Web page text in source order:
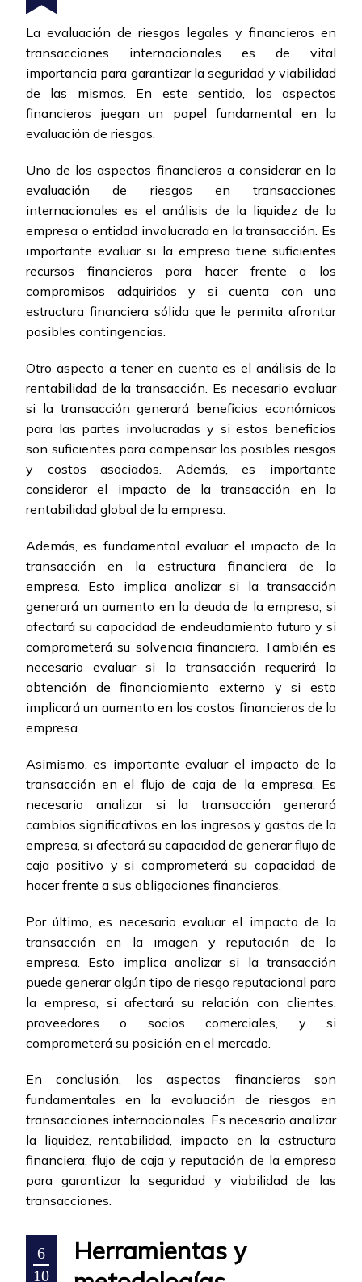
La evaluación de riesgos legales y financieros en
transacciones internacionales es de vital
importancia para garantizar la seguridad y viabilidad
de las mismas. En este sentido, los aspectos
financieros juegan un papel fundamental en la
evaluación de riesgos.
Uno de los aspectos financieros a considerar en la
evaluación de riesgos en transacciones
internacionales es el análisis de la liquidez de la
empresa o entidad involucrada en la transacción. Es
importante evaluar si la empresa tiene suficientes
recursos financieros para hacer frente a los
compromisos adquiridos y si cuenta con una
estructura financiera sólida que le permita afrontar
posibles contingencias.
Otro aspecto a tener en cuenta es el análisis de la
rentabilidad de la transacción. Es necesario evaluar
si la transacción generará beneficios económicos
para las partes involucradas y si estos beneficios
son suficientes para compensar los posibles riesgos
y costos asociados. Además, es importante
considerar el impacto de la transacción en la
rentabilidad global de la empresa.
Además, es fundamental evaluar el impacto de la
transacción en la estructura financiera de la
empresa. Esto implica analizar si la transacción
generará un aumento en la deuda de la empresa, si
afectará su capacidad de endeudamiento futuro y si
comprometerá su solvencia financiera. También es
necesario evaluar si la transacción requerirá la
obtención de financiamiento externo y si esto
implicará un aumento en los costos financieros de la
empresa.
Asimismo, es importante evaluar el impacto de la
transacción en el flujo de caja de la empresa. Es
necesario analizar si la transacción generará
cambios significativos en los ingresos y gastos de la
empresa, si afectará su capacidad de generar flujo de
caja positivo y si comprometerá su capacidad de
hacer frente a sus obligaciones financieras.
Por último, es necesario evaluar el impacto de la
transacción en la imagen y reputación de la
empresa. Esto implica analizar si la transacción
puede generar algún tipo de riesgo reputacional para
la empresa, si afectará su relación con clientes,
proveedores o socios comerciales, y si
comprometerá su posición en el mercado.
En conclusión, los aspectos financieros son
fundamentales en la evaluación de riesgos en
transacciones internacionales. Es necesario analizar
la liquidez, rentabilidad, impacto en la estructura
financiera, flujo de caja y reputación de la empresa
para garantizar la seguridad y viabilidad de las
transacciones.
6
10
Herramientas y